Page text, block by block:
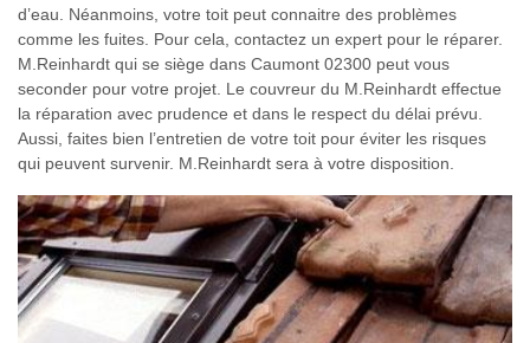
d’eau. Néanmoins, votre toit peut connaitre des problèmes
comme les fuites. Pour cela, contactez un expert pour le réparer.
M.Reinhardt qui se siège dans Caumont 02300 peut vous
seconder pour votre projet. Le couvreur du M.Reinhardt effectue
la réparation avec prudence et dans le respect du délai prévu.
Aussi, faites bien l’entretien de votre toit pour éviter les risques
qui peuvent survenir. M.Reinhardt sera à votre disposition.